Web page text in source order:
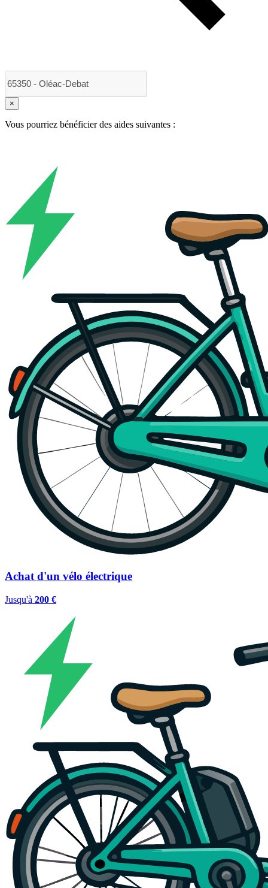
×
Vous pourriez bénéficier des aides suivantes :
Achat d'un vélo électrique
Jusqu'à 200 €